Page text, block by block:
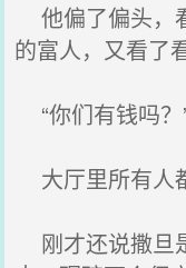
他偏了偏头，
的富人，又看了
“你们有钱吗？
大厅里所有人
刚才还说撒旦